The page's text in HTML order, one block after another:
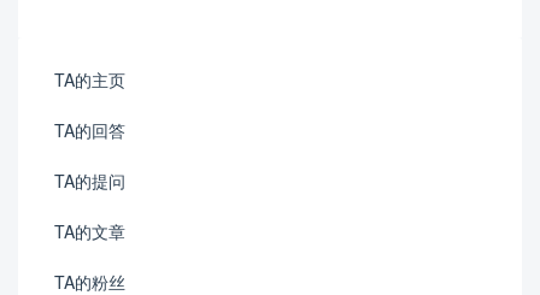
TA的主页
TA的回答
TA的提问
TA的文章
TA的粉丝